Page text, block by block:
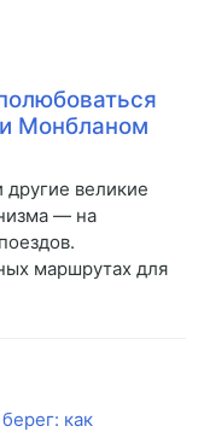
Монбланом
великие
— на
маршрутах для